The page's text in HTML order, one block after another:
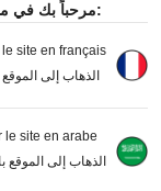
DH 365.00
%1-
مرحباً بك في موقع شي إن المغرب، لراحتك، يمكنك اختيار:
le site en français
الذهاب إلى الموقع
le site en arabe
الذهاب إلى الموقع